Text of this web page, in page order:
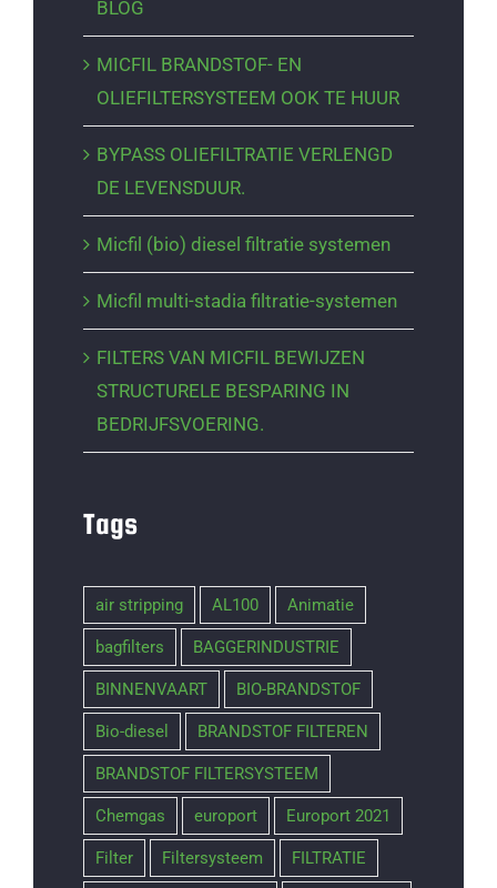
BLOG
MICFIL BRANDSTOF- EN
OLIEFILTERSYSTEEM OOK TE HUUR
BYPASS OLIEFILTRATIE VERLENGD
DE LEVENSDUUR.
Micfil (bio) diesel filtratie systemen
Micfil multi-stadia filtratie-systemen
FILTERS VAN MICFIL BEWIJZEN
STRUCTURELE BESPARING IN
BEDRIJFSVOERING.
Tags
air stripping AL100 Animatie
bagfilters BAGGERINDUSTRIE
BINNENVAART BIO-BRANDSTOF
Bio-diesel BRANDSTOF FILTEREN
BRANDSTOF FILTERSYSTEEM
Chemgas europort Europort 2021
Filter Filtersysteem FILTRATIE